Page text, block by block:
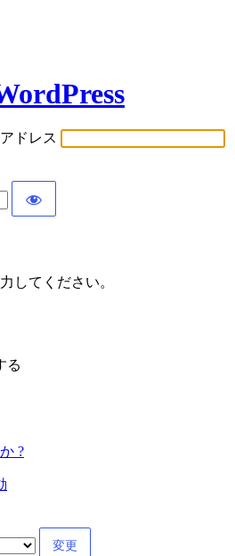
ドレス
してください。
る
?